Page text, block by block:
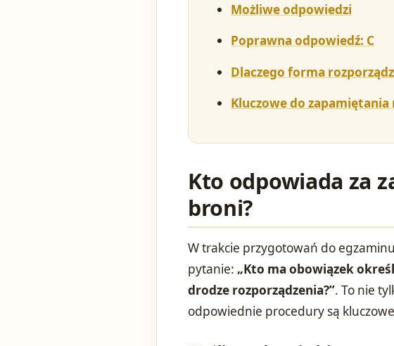
Możliwe odpowiedzi
Poprawna odpowiedź: C
Dlaczego forma
Kluczowe do zapamiętania
Kto odpowiada za
broni?
W trakcie przygotowań do
pytanie: „Kto ma obowiązek
drodze rozporządzenia?”. To nie
odpowiednie procedury są